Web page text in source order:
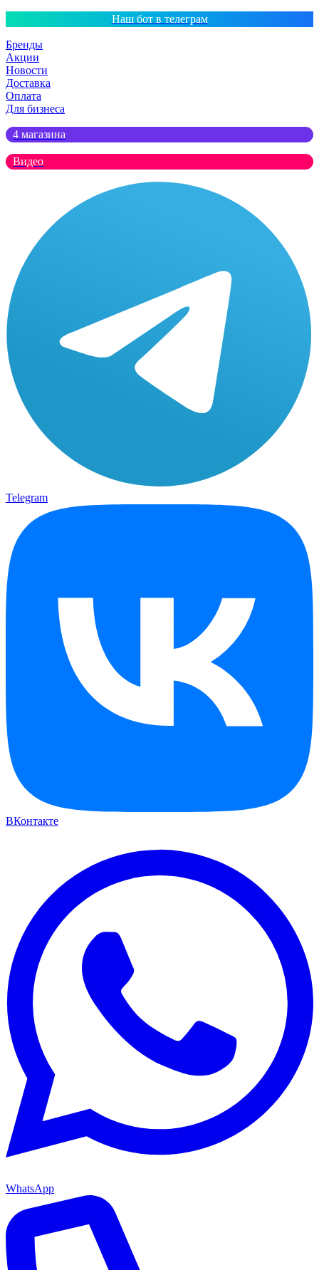
Наш бот в телеграм
Бренды
Акции
Новости
Доставка
Оплата
Для бизнеса
4 магазина
Видео
Telegram
ВКонтакте
WhatsApp